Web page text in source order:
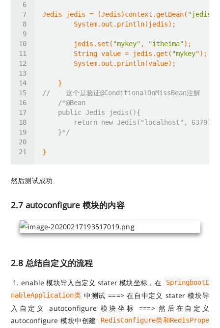
Jedis jedis = (Jedis)context.getBean( "jedis"
        jedis.set(
"mykey" , "itheima"
        String value = jedis.get(
"mykey"
//    这个是验证@ConditionalOnMissBean注解
    }*/
然后测试成功
2.7 autoconfigure 模块的内容
2.8 总结自定义的流程
​ 1. enable 模块导入自定义 stater 模块坐标，在
SpringbootE
nableApplication类 中测试 ===> 在自中定义 stater 模块导
入自定义 autoconfigure 模块坐标 ===> 然后在自定义
autoconfigure 模块中创建
RedisConfigure类和RedisPrope